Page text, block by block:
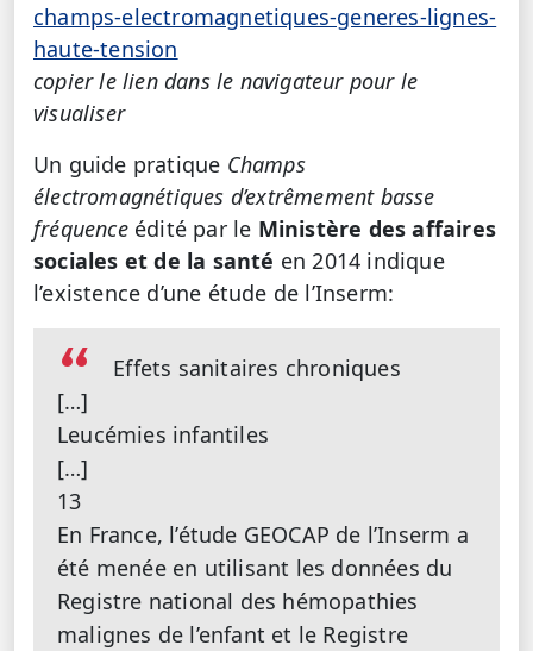
champs-electromagnetiques-generes-lignes-
haute-tension
copier le lien dans le navigateur pour le
visualiser
Un guide pratique Champs
électromagnétiques d’extrêmement basse
fréquenceédité par le Ministère des affaires
sociales et de la santé en 2014 indique
l’existence d’une étude de l’Inserm:
Effets sanitaires chroniques
[…]
Leucémies infantiles
[…]
13
En France, l’étude GEOCAP de l’Inserm a
été menée en utilisant les données du
Registre national des hémopathies
malignes de l’enfant et le Registre